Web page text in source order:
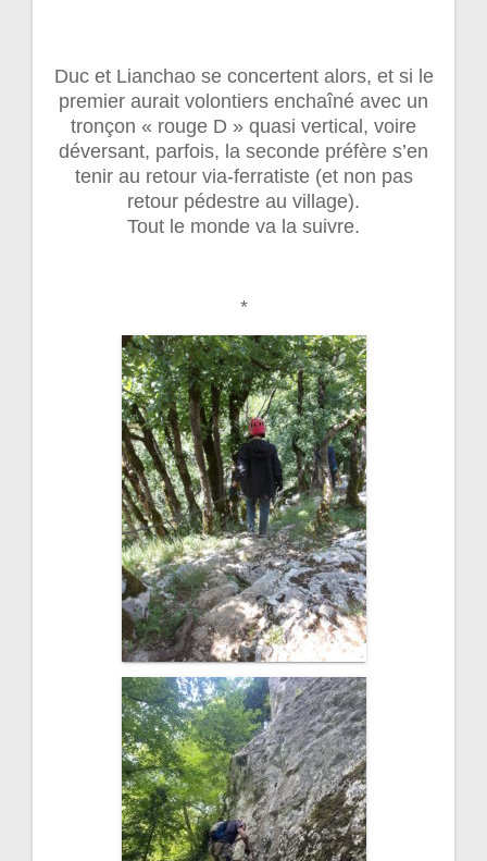
Duc et Lianchao se concertent alors, et si le
premier aurait volontiers enchaîné avec un
tronçon « rouge D » quasi vertical, voire
déversant, parfois, la seconde préfère s’en
tenir au retour via-ferratiste (et non pas
retour pédestre au village).
Tout le monde va la suivre.
*